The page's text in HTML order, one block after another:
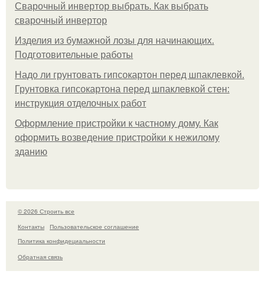
Сварочный инвертор выбрать. Как выбрать
сварочный инвертор
Изделия из бумажной лозы для начинающих.
Подготовительные работы
Надо ли грунтовать гипсокартон перед шпаклевкой.
Грунтовка гипсокартона перед шпаклевкой стен:
инструкция отделочных работ
Оформление пристройки к частному дому. Как
оформить возведение пристройки к нежилому
зданию
© 2026 Строить все
Контакты
Пользовательское соглашение
Политика конфидециальности
Обратная связь